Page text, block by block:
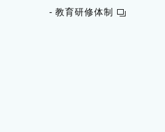
- 教育研修体制